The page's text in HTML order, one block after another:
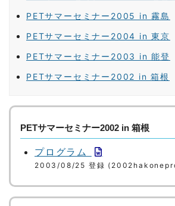
PETサマーセミナー2005 in 霧島
PETサマーセミナー2004 in 東京
PETサマーセミナー2003 in 能登
PETサマーセミナー2002 in 箱根
PETサマーセミナー2002 in 箱根
プログラム
2003/08/25 登録